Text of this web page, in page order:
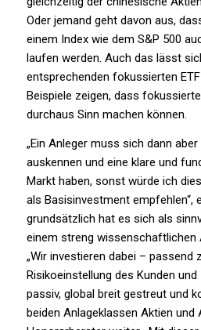
Oder jemand geht davon aus,
einem Index wie dem S&P 500
laufen werden. Auch das lässt
entsprechenden fokussierten
Beispiele zeigen, dass
durchaus Sinn machen können.
„Ein Anleger muss sich dann
auskennen und eine klare und
Markt haben, sonst würde ich
als Basisinvestment empfehlen“,
grundsätzlich hat es sich als
einem streng wissenschaftlichen
„Wir investieren dabei – passend
Risikoeinstellung des Kunden
passiv, global breit gestreut und
beiden Anlageklassen Aktien und